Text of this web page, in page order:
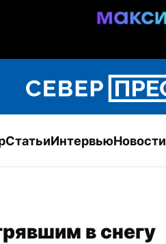
СтатьиИнтервьюНовости
в снегу